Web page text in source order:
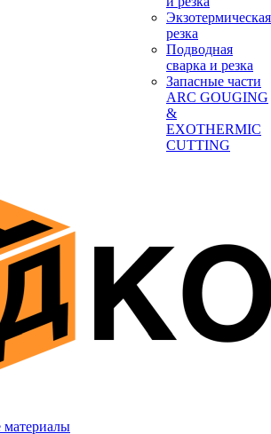
Экзотермическая
резка
Подводная
сварка и резка
Запасные части
ARC GOUGING
&
EXOTHERMIC
CUTTING